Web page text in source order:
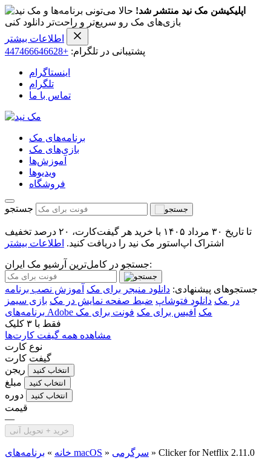
اپلیکیشن مک نید منتشر شد! حالا می‌تونی برنامه‌ها و
بازی‌های مک رو سریع‌تر و راحت‌تر دانلود کنی
اطلاعات بیشتر
پشتیبانی در تلگرام: +447466646628
اینستاگرام
تلگرام
تماس با ما
برنامه‌های مک
بازی‌های مک
آموزش‌ها
ویدیو‌ها
فروشگاه
جستجو
تا تاریخ ۳۰ مرداد ۱۴۰۵ با خرید هر گیفت‌کارت، ۲۰ درصد تخفیف
اشتراک اپ‌استور مک نید را دریافت کنید. اطلاعات بیشتر
جستجو در کامل‌ترین آرشیو مک ایران:
جستجوهای پیشنهادی: دانلود منیجر برای مک آموزش نصب برنامه
در مک دانلود فتوشاپ ضبط صفحه نمایش در مک بازی سیمز
برنامه‌های Adobe مک آفیس برای مک فونت برای مک
فقط با ۳ کلیک
مشاهده همه گیفت کارت‌ها
نوع کارت
گیفت کارت
ریجن
انتخاب کنید
مبلغ انتخاب کنید
دوره انتخاب کنید
قیمت
—
خرید + تحویل آنی
خانه » برنامه‌های macOS » سرگرمی » Clicker for Netflix 2.11.0